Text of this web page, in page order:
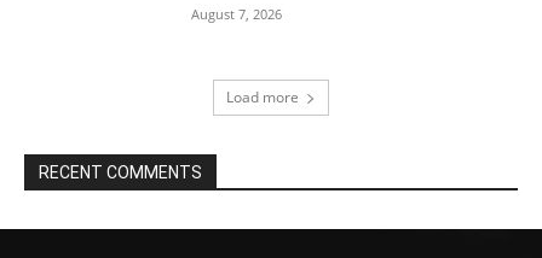
August 7, 2026
Load more
RECENT COMMENTS